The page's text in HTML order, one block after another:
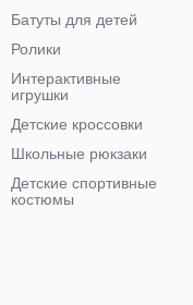
Батуты для детей
Ролики
Интерактивные
игрушки
Детские кроссовки
Школьные рюкзаки
Детские спортивные
костюмы